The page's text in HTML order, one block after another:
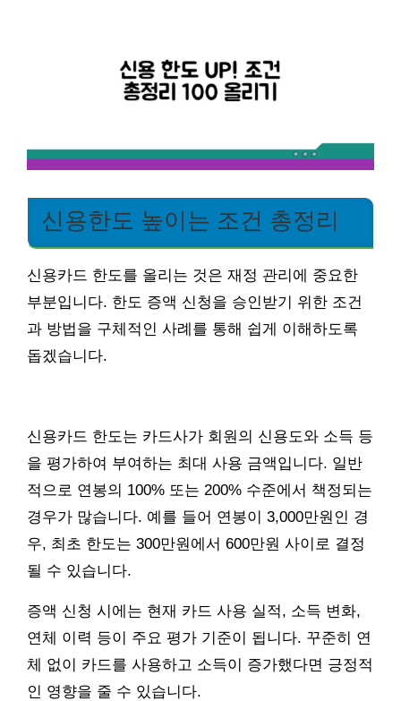
신용한도 높이는 조건 총정리
신용카드 한도를 올리는 것은 재정 관리에 중요한
부분입니다. 한도 증액 신청을 승인받기 위한 조건
과 방법을 구체적인 사례를 통해 쉽게 이해하도록
돕겠습니다.
신용카드 한도는 카드사가 회원의 신용도와 소득 등
을 평가하여 부여하는 최대 사용 금액입니다. 일반
적으로 연봉의 100% 또는 200% 수준에서 책정되는
경우가 많습니다. 예를 들어 연봉이 3,000만원인 경
우, 최초 한도는 300만원에서 600만원 사이로 결정
될 수 있습니다.
증액 신청 시에는 현재 카드 사용 실적, 소득 변화,
연체 이력 등이 주요 평가 기준이 됩니다. 꾸준히 연
체 없이 카드를 사용하고 소득이 증가했다면 긍정적
인 영향을 줄 수 있습니다.